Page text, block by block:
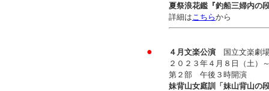
夏祭浪花鑑『釣船三婦内の
詳細はこちらから
● ４月文楽公演
国立文楽劇
２０２３年４月８日（土）
第２部 午後３時開演
妹背山女庭訓「妹山背山の